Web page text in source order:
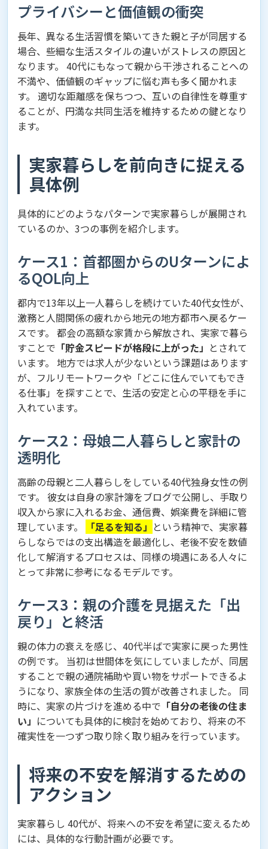
プライバシーと価値観の衝突
長年、異なる生活習慣を築いてきた親と子が同居する
場合、些細な生活スタイルの違いがストレスの原因と
なります。 40代にもなって親から干渉されることへの
不満や、価値観のギャップに悩む声も多く聞かれま
す。 適切な距離感を保ちつつ、互いの自律性を尊重す
ることが、円満な共同生活を維持するための鍵となり
ます。
実家暮らしを前向きに捉える
具体例
具体的にどのようなパターンで実家暮らしが展開され
ているのか、3つの事例を紹介します。
ケース1：首都圏からのUターンによ
るQOL向上
都内で13年以上一人暮らしを続けていた40代女性が、
激務と人間関係の疲れから地元の地方都市へ戻るケー
スです。 都会の高額な家賃から解放され、実家で暮ら
すことで 「貯金スピードが格段に上がった」 とされて
います。 地方では求人が少ないという課題はあります
が、フルリモートワークや「どこに住んでいてもでき
る仕事」を探すことで、生活の安定と心の平穏を手に
入れています。
ケース2：母娘二人暮らしと家計の
透明化
高齢の母親と二人暮らしをしている40代独身女性の例
です。 彼女は自身の家計簿をブログで公開し、手取り
収入から家に入れるお金、通信費、娯楽費を詳細に管
理しています。
「足るを知る」 という精神で、実家暮
らしならではの支出構造を最適化し、老後不安を数値
化して解消するプロセスは、同様の境遇にある人々に
とって非常に参考になるモデルです。
ケース3：親の介護を見据えた「出
戻り」と終活
親の体力の衰えを感じ、40代半ばで実家に戻った男性
の例です。 当初は世間体を気にしていましたが、同居
することで親の通院補助や買い物をサポートできるよ
うになり、家族全体の生活の質が改善されました。 同
時に、実家の片づけを進める中で 「自分の老後の住ま
い」 についても具体的に検討を始めており、将来の不
確実性を一つずつ取り除く取り組みを行っています。
将来の不安を解消するための
アクション
実家暮らし 40代が、将来への不安を希望に変えるため
には、具体的な行動計画が必要です。